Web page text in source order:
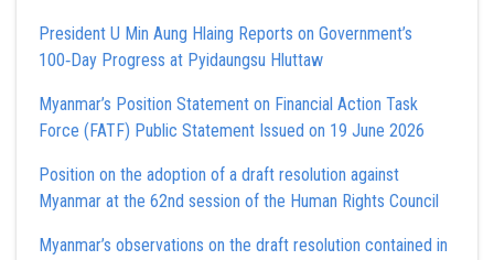
President U Min Aung Hlaing Reports on Government’s
100‑Day Progress at Pyidaungsu Hluttaw
Myanmar’s Position Statement on Financial Action Task
Force (FATF) Public Statement Issued on 19 June 2026
Position on the adoption of a draft resolution against
Myanmar at the 62nd session of the Human Rights Council
Myanmar’s observations on the draft resolution contained in